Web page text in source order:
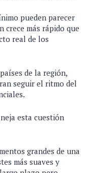
pueden parecer
crece más rápido que
real de los
de la región,
seguir el ritmo del
esta cuestión
grandes de una
más suaves y